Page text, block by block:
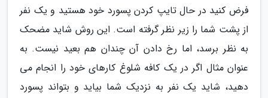
فرض کنید در حال تایپ کردن پسورد خود هستید و یک نفر
از پشت شما را زیر نظر گرفته است. این روش شاید مضحک
به نظر برسد، اما رخ دادن آن چندان هم بعید نیست. به
عنوان مثال اگر در یک کافه شلوغ کارهای خود را انجام می
دهید، شاید یک نفر به نزدیک شما بیاید و بتواند پسورد